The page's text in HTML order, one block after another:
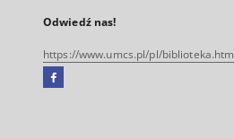
Odwiedź nas!
https://www.umcs.pl/pl/biblioteka.htm
Facebook